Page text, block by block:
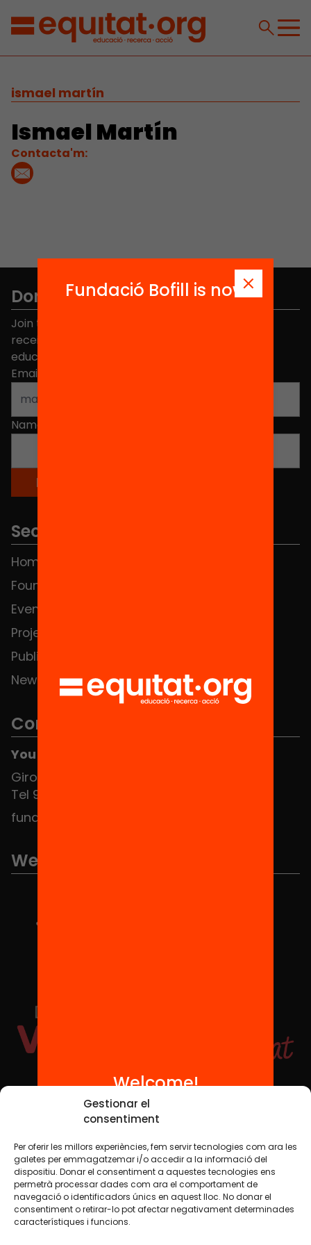
Gestionar el
consentiment
Per oferir les millors experiències, fem servir tecnologies com ara les
galetes per emmagatzemar i/o accedir a la informació del
dispositiu. Donar el consentiment a aquestes tecnologies ens
permetrà processar dades com ara el comportament de
navegació o identificadors únics en aquest lloc. No donar el
consentiment o retirar-lo pot afectar negativament determinades
característiques i funcions.
ismael martín
Ismael Martín
Contacta'm:
Don't miss anything.
Join the more than 40,000 people who already
receive news about initiatives and projects for
educational change in Catalonia.
Email address
Name
Sections
Home
Foundation
Events
Projects
Publications and videos
News
Contact
You can find us at the Social HUB
Girona 34, interior 08010 Barcelona
Tel 934 588 700
fundacio@equitat.org
We are part of...
Social Media
TW YTB IG FB IN
Legal NoticeCookie Policy
Fundació Bofill is now
Welcome!